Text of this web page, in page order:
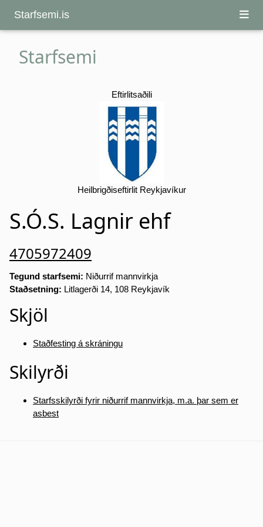
Starfsemi.is
Starfsemi
Eftirlitsaðili
Heilbrigðiseftirlit Reykjavíkur
S.Ó.S. Lagnir ehf
4705972409
Tegund starfsemi: Niðurrif mannvirkja
Staðsetning: Litlagerði 14, 108 Reykjavík
Skjöl
Staðfesting á skráningu
Skilyrði
Starfsskilyrði fyrir niðurrif mannvirkja, m.a. þar sem er
asbest